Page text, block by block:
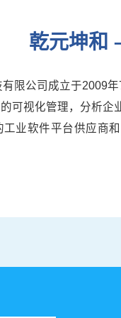
乾元坤和
限公司成立于2009
可视化管理，分析
业软件平台供应商